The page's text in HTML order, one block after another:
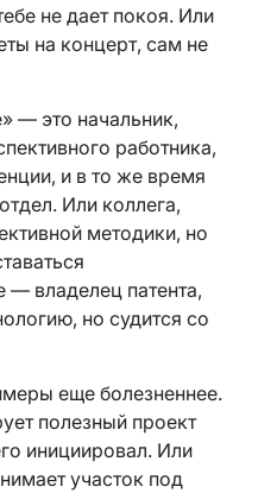
не дает покоя. Или
на концерт, сам не
— это начальник,
работника,
и в то же время
Или коллега,
методики, но
владелец патента,
но судится со
еще болезненнее.
полезный проект
инициировал. Или
участок под